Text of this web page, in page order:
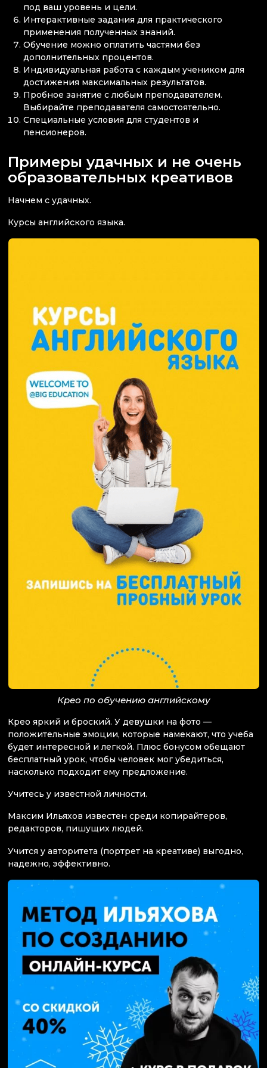
под ваш уровень и цели.
Интерактивные задания для практического
применения полученных знаний.
Обучение можно оплатить частями без
дополнительных процентов.
Индивидуальная работа с каждым учеником для
достижения максимальных результатов.
Пробное занятие с любым преподавателем.
Выбирайте преподавателя самостоятельно.
Специальные условия для студентов и
пенсионеров.
Примеры удачных и не очень
образовательных креативов
Начнем с удачных.
Курсы английского языка.
Крео по обучению английскому
Крео яркий и броский. У девушки на фото —
положительные эмоции, которые намекают, что учеба
будет интересной и легкой. Плюс бонусом обещают
бесплатный урок, чтобы человек мог убедиться,
насколько подходит ему предложение.
Учитесь у известной личности.
Максим Ильяхов известен среди копирайтеров,
редакторов, пишущих людей.
Учится у авторитета (портрет на креативе) выгодно,
надежно, эффективно.